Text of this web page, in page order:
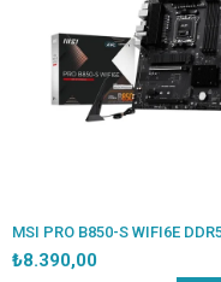
₺8.390,00